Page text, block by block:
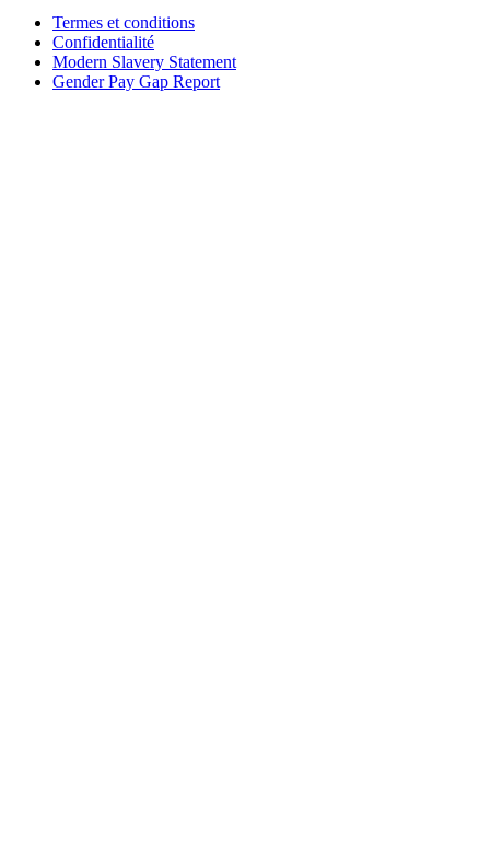
Termes et conditions
Confidentialité
Modern Slavery Statement
Gender Pay Gap Report